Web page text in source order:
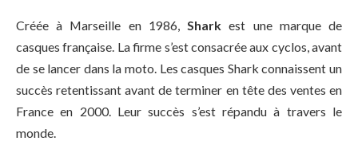
Créée à Marseille en 1986, Shark est une marque de
casques française. La firme s’est consacrée aux cyclos, avant
de se lancer dans la moto. Les casques Shark connaissent un
succès retentissant avant de terminer en tête des ventes en
France en 2000. Leur succès s’est répandu à travers le
monde.